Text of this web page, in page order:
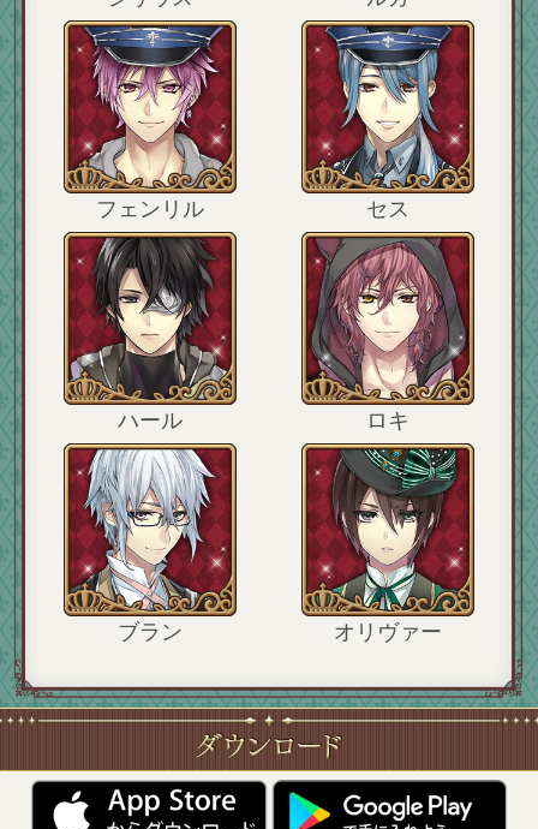
フェンリル セス
ハール ロキ
ブラン オリヴァー